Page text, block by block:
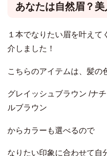
あなたは自然眉？美
１本でなりたい眉を叶えて
介しました！
こちらのアイテムは、髪の
グレイッシュブラウン /ナ
ルブラウン
からカラーも選べるので
なりたい印象に合わせて自